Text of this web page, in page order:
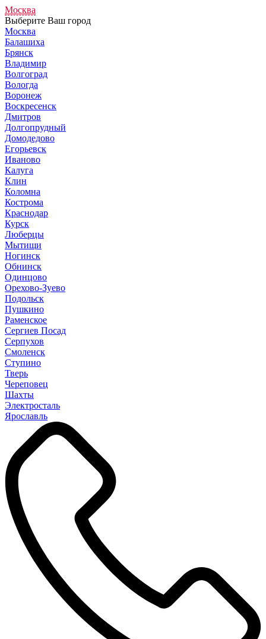
Москва
Выберите Ваш город
Москва
Балашиха
Брянск
Владимир
Волгоград
Вологда
Воронеж
Воскресенск
Дмитров
Долгопрудный
Домодедово
Егорьевск
Иваново
Калуга
Клин
Коломна
Кострома
Краснодар
Курск
Люберцы
Мытищи
Ногинск
Обнинск
Одинцово
Орехово-Зуево
Подольск
Пушкино
Раменское
Сергиев Посад
Серпухов
Смоленск
Ступино
Тверь
Череповец
Шахты
Электросталь
Ярославль